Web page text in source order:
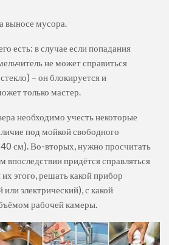
выносе мусора.
есть: в случае если попадания
не может справиться
– он блокируется и
только мастер.
необходимо учесть некоторые
под мойкой свободного
40 см). Во-вторых, нужно просчитать
придётся справляться
этого, решать какой прибор
электрический), с какой
рабочей камеры.